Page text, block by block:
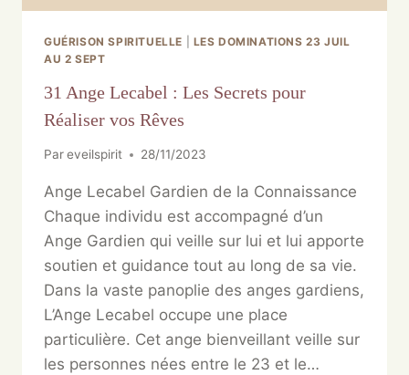
GUÉRISON SPIRITUELLE
LES DOMINATIONS 23 JUIL
AU 2 SEPT
31 Ange Lecabel : Les Secrets pour
Réaliser vos Rêves
Pareveilspirit 28/11/2023
Ange Lecabel Gardien de la Connaissance
Chaque individu est accompagné d’un
Ange Gardien qui veille sur lui et lui apporte
soutien et guidance tout au long de sa vie.
Dans la vaste panoplie des anges gardiens,
L’Ange Lecabel occupe une place
particulière. Cet ange bienveillant veille sur
les personnes nées entre le 23 et le…